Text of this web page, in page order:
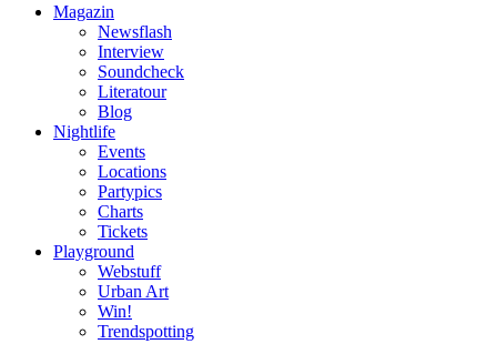
Magazin
Newsflash
Interview
Soundcheck
Literatour
Blog
Nightlife
Events
Locations
Partypics
Charts
Tickets
Playground
Webstuff
Urban Art
Win!
Trendspotting